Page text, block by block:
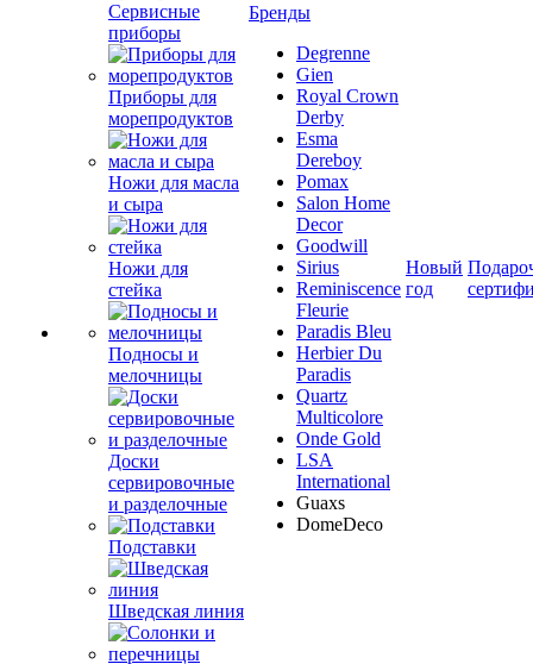
Сервисные
приборы
Приборы для
морепродуктов
Ножи для масла
и сыра
Ножи для
стейка
Подносы и
мелочницы
Доски
сервировочные
и разделочные
Подставки
Шведская линия
Бренды
Degrenne
Gien
Royal Crown
Derby
Esma
Dereboy
Pomax
Salon Home
Decor
Goodwill
Sirius
Reminiscence
Fleurie
Paradis Bleu
Herbier Du
Paradis
Quartz
Multicolore
Onde Gold
LSA
International
Guaxs
DomeDeco
Новый
год